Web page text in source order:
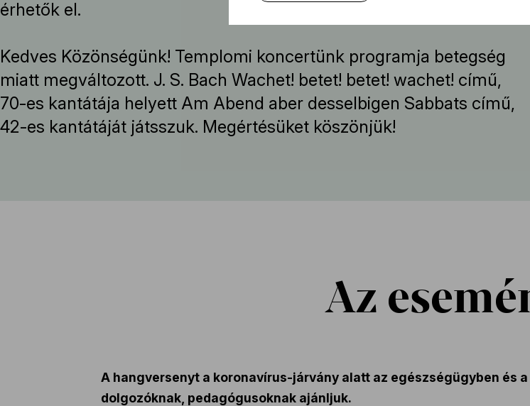
érhetők el.
Kedves Közönségünk! Templomi koncertünk programja betegség
miatt megváltozott. J. S. Bach Wachet! betet! betet! wachet! című,
70-es kantátája helyett Am Abend aber desselbigen Sabbats című,
42-es kantátáját játsszuk. Megértésüket köszönjük!
Az
A hangversenyt a koronavírus-járvány alatt az egészségügyben és
dolgozóknak, pedagógusoknak ajánljuk.